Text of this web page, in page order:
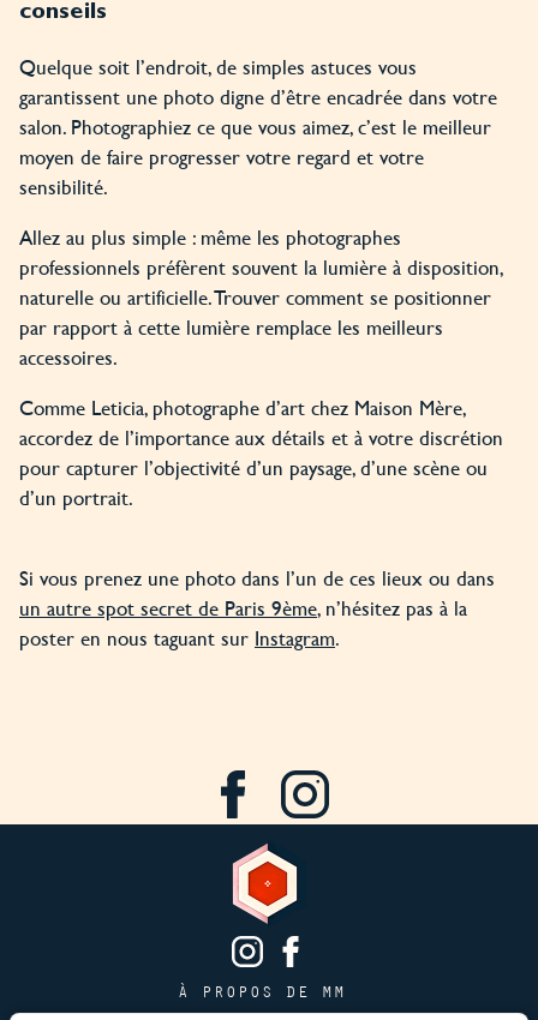
conseils
Quelque soit l’endroit, de simples astuces vous
garantissent une photo digne d’être encadrée dans votre
salon. Photographiez ce que vous aimez, c’est le meilleur
moyen de faire progresser votre regard et votre
sensibilité.
Allez au plus simple : même les photographes
professionnels préfèrent souvent la lumière à disposition,
naturelle ou artificielle. Trouver comment se positionner
par rapport à cette lumière remplace les meilleurs
accessoires.
Comme Leticia, photographe d’art chez Maison Mère,
accordez de l’importance aux détails et à votre discrétion
pour capturer l’objectivité d’un paysage, d’une scène ou
d’un portrait.
Si vous prenez une photo dans l’un de ces lieux ou dans
un autre spot secret de Paris 9ème, n’hésitez pas à la
poster en nous taguant sur Instagram.
À PROPOS DE MM